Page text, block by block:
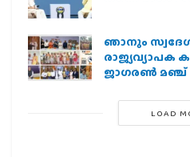
ഞാനും
രാജ്യവ്യാപക
ജാഗരണ്‍ മഞ്ച്
LOAD